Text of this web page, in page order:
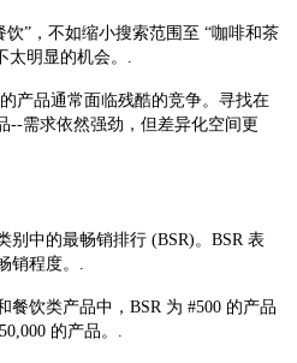
”，不如缩小搜索范围至 “咖啡和茶
明显的机会。.
产品通常面临残酷的竞争。寻找在
--需求依然强劲，但差异化空间更
别中的最畅销排行 (BSR)。BSR 表
销程度。.
餐饮类产品中，BSR 为 #500 的产品
的产品。.